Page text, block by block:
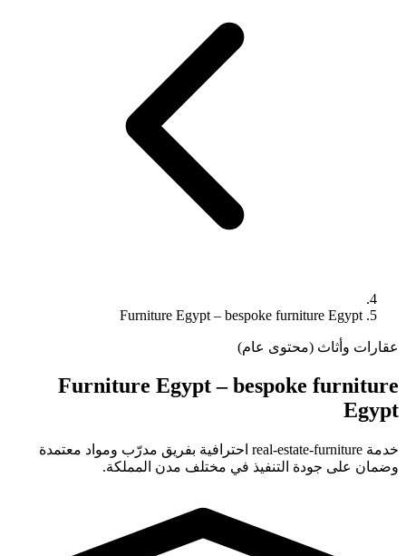
Furniture Egypt – bespoke furniture Egypt
عقارات وأثاث (محتوى عام)
Furniture Egypt – bespoke furniture
Egypt
خدمة real-estate-furniture احترافية بفريق مدرّب ومواد معتمدة
وضمان على جودة التنفيذ في مختلف مدن المملكة.